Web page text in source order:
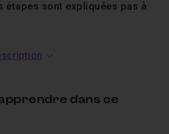
étapes sont expliquées pas à
lesalon d'entraide
dans ce